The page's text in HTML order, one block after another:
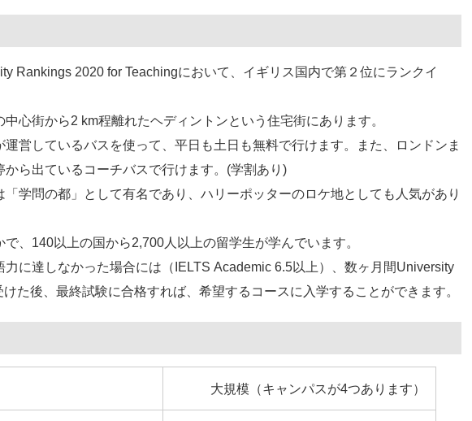
Rankings 2020 for Teachingにおいて、イギリス国内で第２位にランクイ
中心街から2 km程離れたヘディントンという住宅街にあります。
運営しているバスを使って、平日も土日も無料で行けます。また、ロンドンま
から出ているコーチバスで行けます。(学割あり)
「学問の都」として有名であり、ハリーポッターのロケ地としても人気があり
、140以上の国から2,700人以上の留学生が学んでいます。
力に達しなかった場合には（IELTS Academic 6.5以上）、数ヶ月間University
た後、最終試験に合格すれば、希望するコースに入学することができます。
大規模（キャンパスが4つあります）